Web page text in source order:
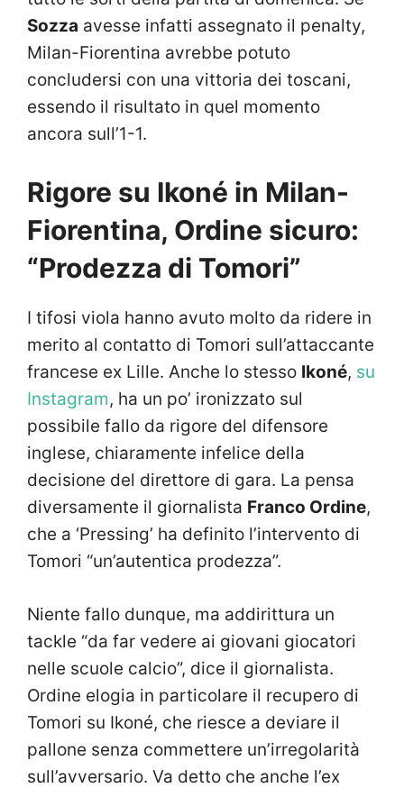
Sozza avesse infatti assegnato il penalty,
Milan-Fiorentina avrebbe potuto
concludersi con una vittoria dei toscani,
essendo il risultato in quel momento
ancora sull’1-1.
Rigore su Ikoné in Milan-
Fiorentina, Ordine sicuro:
“Prodezza di Tomori”
I tifosi viola hanno avuto molto da ridere in
merito al contatto di Tomori sull’attaccante
francese ex Lille. Anche lo stesso Ikoné, su
Instagram, ha un po’ ironizzato sul
possibile fallo da rigore del difensore
inglese, chiaramente infelice della
decisione del direttore di gara. La pensa
diversamente il giornalista Franco Ordine,
che a ‘Pressing’ ha definito l’intervento di
Tomori “un’autentica prodezza”.
Niente fallo dunque, ma addirittura un
tackle “da far vedere ai giovani giocatori
nelle scuole calcio”, dice il giornalista.
Ordine elogia in particolare il recupero di
Tomori su Ikoné, che riesce a deviare il
pallone senza commettere un’irregolarità
sull’avversario. Va detto che anche l’ex